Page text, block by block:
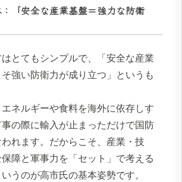
「安全な産業基盤＝強力な防衛
とてもシンプルで、「安全な産業
強い防衛力が成り立つ」というも
ネルギーや食料を海外に依存しす
の際に輸入が止まっただけで国防
れます。だからこそ、産業・技
障と軍事力を「セット」で考える
うのが高市氏の基本姿勢です。